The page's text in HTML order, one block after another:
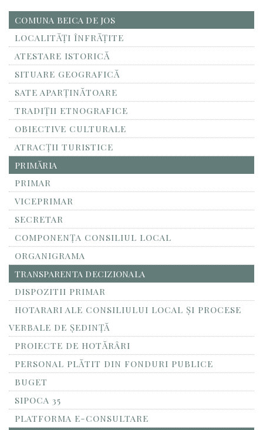
COMUNA BEICA DE JOS
LOCALITĂŢI ÎNFRĂŢITE
ATESTARE ISTORICĂ
SITUARE GEOGRAFICĂ
SATE APARȚINĂTOARE
TRADIȚII ETNOGRAFICE
OBIECTIVE CULTURALE
ATRACȚII TURISTICE
PRIMĂRIA
PRIMAR
VICEPRIMAR
SECRETAR
COMPONENȚA CONSILIUL LOCAL
ORGANIGRAMA
TRANSPARENTA DECIZIONALA
DISPOZITII PRIMAR
HOTARARI ALE CONSILIULUI LOCAL ȘI PROCESE
VERBALE DE ȘEDINȚĂ
PROIECTE DE HOTĂRÂRI
PERSONAL PLĂTIT DIN FONDURI PUBLICE
BUGET
SIPOCA 35
PLATFORMA E-CONSULTARE